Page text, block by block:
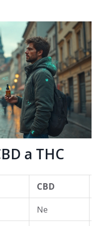
a THC
CBD
Ne